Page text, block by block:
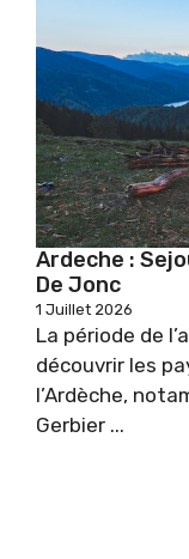
Ardeche :
De Jonc
1 Juillet 2026
La période de
découvrir les
l’Ardèche,
Gerbier ...